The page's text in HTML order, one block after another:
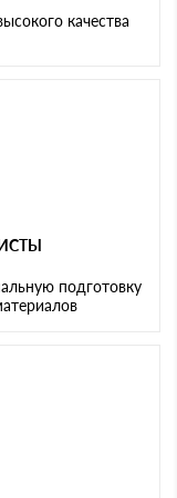
качества
подготовку